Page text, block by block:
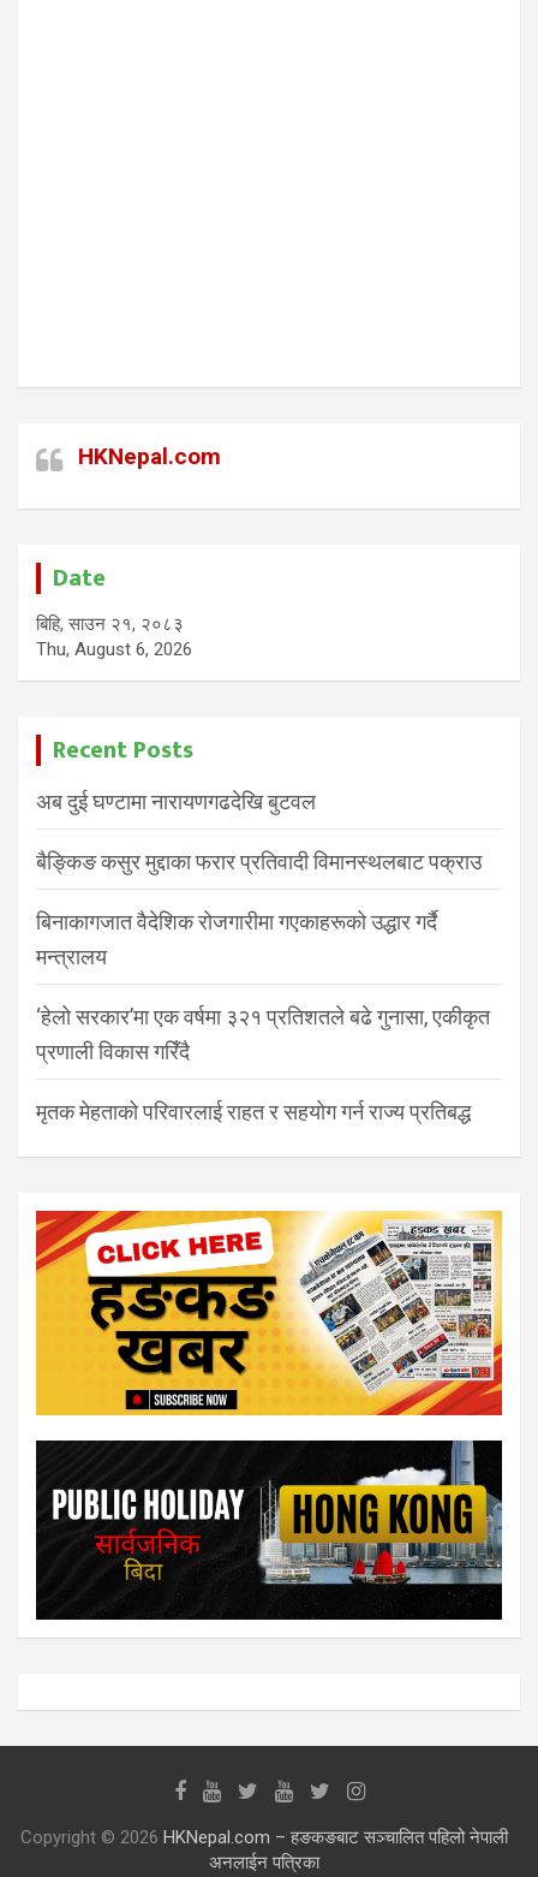
HKNepal.com
Date
बिहि, साउन २१, २०८३
Thu, August 6, 2026
Recent Posts
अब दुई घण्टामा नारायणगढदेखि बुटवल
बैङ्किङ कसुर मुद्दाका फरार प्रतिवादी विमानस्थलबाट पक्राउ
बिनाकागजात वैदेशिक रोजगारीमा गएकाहरूको उद्धार गर्दै
मन्त्रालय
‘हेलो सरकार’मा एक वर्षमा ३२१ प्रतिशतले बढे गुनासा, एकीकृत
प्रणाली विकास गरिँदै
मृतक मेहताको परिवारलाई राहत र सहयोग गर्न राज्य प्रतिबद्ध
Copyright © 2026 HKNepal.com – हङकङबाट सञ्चालित पहिलो नेपाली
अनलाईन पत्रिका